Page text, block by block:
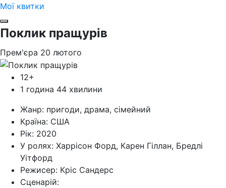
Мої квитки
Поклик пращурів
Прем'єра 20 лютого
12+
1 година 44 хвилини
Жанр: пригоди, драма, сімейний
Країна: США
Рік: 2020
У ролях: Харрісон Форд, Карен Гіллан, Бредлі
Уітфорд
Режисер: Кріс Сандерс
Cценарій: